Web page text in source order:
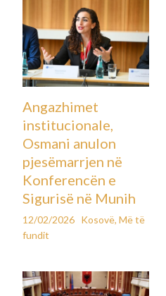
Angazhimet
institucionale,
Osmani anulon
pjesëmarrjen në
Konferencën e
Sigurisë në Munih
12/02/2026 Kosovë,Më të
fundit